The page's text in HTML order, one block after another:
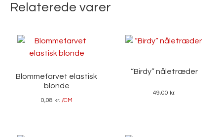
Relaterede varer
Blommefarvet elastisk
blonde
0,08 kr. /CM
“Birdy” nåletræder
49,00 kr.